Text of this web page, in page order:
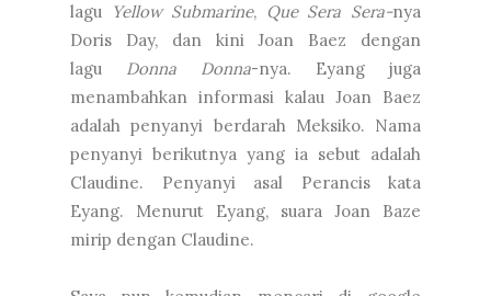
lagu Yellow Submarine, Que Sera Sera-nya
Doris Day, dan kini Joan Baez dengan
lagu Donna Donna-nya. Eyang juga
menambahkan informasi kalau Joan Baez
adalah penyanyi berdarah Meksiko. Nama
penyanyi berikutnya yang ia sebut adalah
Claudine. Penyanyi asal Perancis kata
Eyang. Menurut Eyang, suara Joan Baze
mirip dengan Claudine.